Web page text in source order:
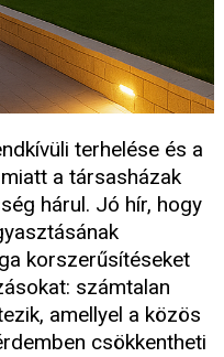
terhelése és a
a társasházak
hárul. Jó hír, hogy
korszerűsítéseket
számtalan
amellyel a közös
csökkentheti